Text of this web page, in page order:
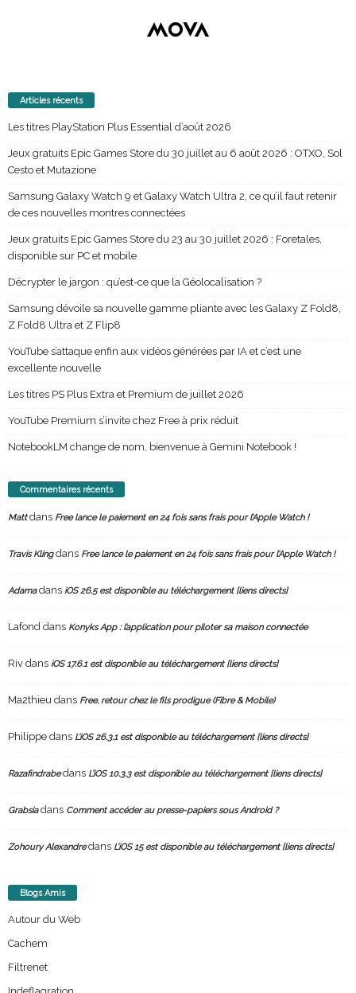
Articles récents
Les titres PlayStation Plus Essential d’août 2026
Jeux gratuits Epic Games Store du 30 juillet au 6 août 2026 : OTXO, Sol
Cesto et Mutazione
Samsung Galaxy Watch 9 et Galaxy Watch Ultra 2, ce qu’il faut retenir
de ces nouvelles montres connectées
Jeux gratuits Epic Games Store du 23 au 30 juillet 2026 : Foretales,
disponible sur PC et mobile
Décrypter le jargon : qu’est-ce que la Géolocalisation ?
Samsung dévoile sa nouvelle gamme pliante avec les Galaxy Z Fold8,
Z Fold8 Ultra et Z Flip8
YouTube s’attaque enfin aux vidéos générées par IA et c’est une
excellente nouvelle
Les titres PS Plus Extra et Premium de juillet 2026
YouTube Premium s’invite chez Free à prix réduit
NotebookLM change de nom, bienvenue à Gemini Notebook !
Commentaires récents
Mattdans Free lance le paiement en 24 fois sans frais pour l’Apple Watch !
Travis Klingdans Free lance le paiement en 24 fois sans frais pour l’Apple Watch !
Adamadans iOS 26.5 est disponible au téléchargement [liens directs]
Lafond dans Konyks App : l’application pour piloter sa maison connectée
Riv dans iOS 17.6.1 est disponible au téléchargement [liens directs]
Ma2thieu dans Free, retour chez le fils prodigue (Fibre & Mobile)
Philippe dans L’iOS 26.3.1 est disponible au téléchargement [liens directs]
Razafindrabedans L’iOS 10.3.3 est disponible au téléchargement [liens directs]
Grabsiadans Comment accéder au presse-papiers sous Android ?
Zohoury Alexandredans L’iOS 15 est disponible au téléchargement [liens directs]
Blogs Amis
Autour du Web
Cachem
Filtrenet